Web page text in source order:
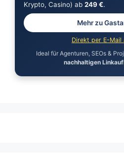
Krypto, Casino) ab 249 €.
Mehr zu
Direkt per E-Mail
Ideal für Agenturen, SEOs &
nachhaltigen